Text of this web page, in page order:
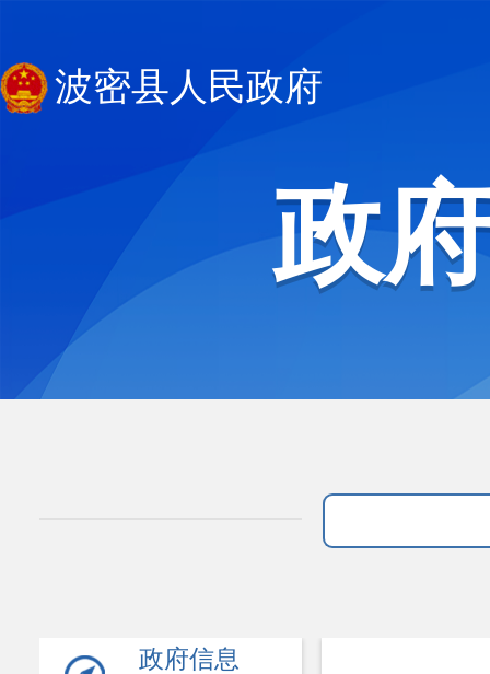
波密县人民政府
政
政府信息